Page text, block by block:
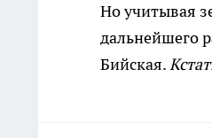
Но учитывая
дальнейшего
Бийская.